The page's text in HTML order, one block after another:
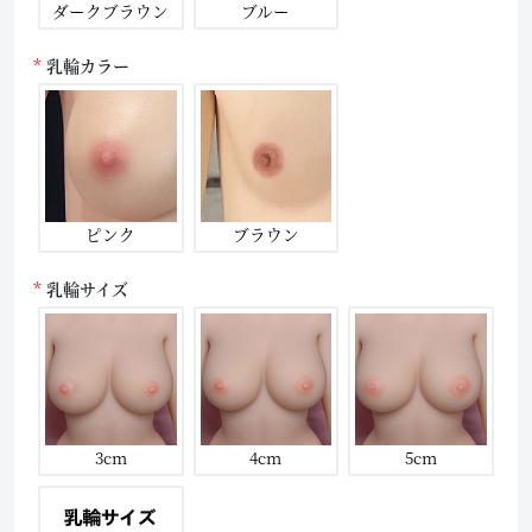
ダークブラウン ブルー
乳輪カラー
ピンク ブラウン
乳輪サイズ
3cm 4cm 5cm